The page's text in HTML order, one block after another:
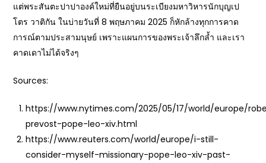
แต่พระสันตะปาปาองค์ใหม่ที่ยืนอยู่บนระเบียงมหาวิหารนักบุญเป
โตร วาติกัน ในบ่ายวันที่ 8 พฤษภาคม 2025 ก็หักล้างทุกการคาด
การณ์ตามประสามนุษย์ เพราะแผนการของพระเจ้าลึกล้ำ และเรา
คาดเดาไม่ได้จริงๆ
Sources:
https://www.nytimes.com/2025/05/17/world/europe/
prevost-pope-leo-xiv.html
https://www.reuters.com/world/europe/i-still-
consider-myself-missionary-pope-leo-xiv-past-